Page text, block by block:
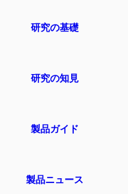
研究の基礎
研究の知見
製品ガイド
製品ニュース